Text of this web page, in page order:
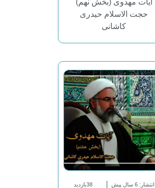
حجت الاسلام حیدری
کاشانی
انتشار: 6 سال پیش 38بازدید